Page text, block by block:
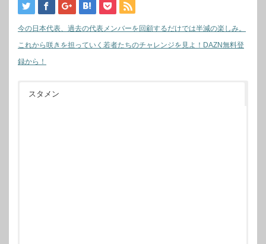
今の日本代表、過去の代表メンバーを回顧するだけでは半減の楽しみ。
これから咲きを担っていく若者たちのチャレンジを見よ！DAZN無料登
録から！
スタメン